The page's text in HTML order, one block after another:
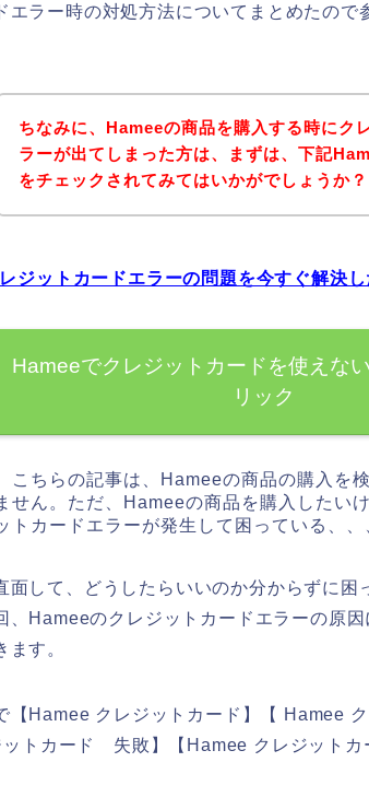
エラー時の対処方法についてまとめたので
ちなみに、Hameeの商品を購入する時にク
ラーが出てしまった方は、まずは、下記
をチェックされてみてはいかがでしょうか？
ジットカードエラーの問題を今すぐ解決
Hameeでクレジットカードを使えな
リック
こちらの記事は、Hameeの商品の購入を
せん。ただ、Hameeの商品を購入したい
トカードエラーが発生して困っている、、
面して、どうしたらいいのか分からずに困
、Hameeのクレジットカードエラーの原
ます。
【Hamee クレジットカード】【 Hamee
ットカード 失敗】【Hamee クレジット